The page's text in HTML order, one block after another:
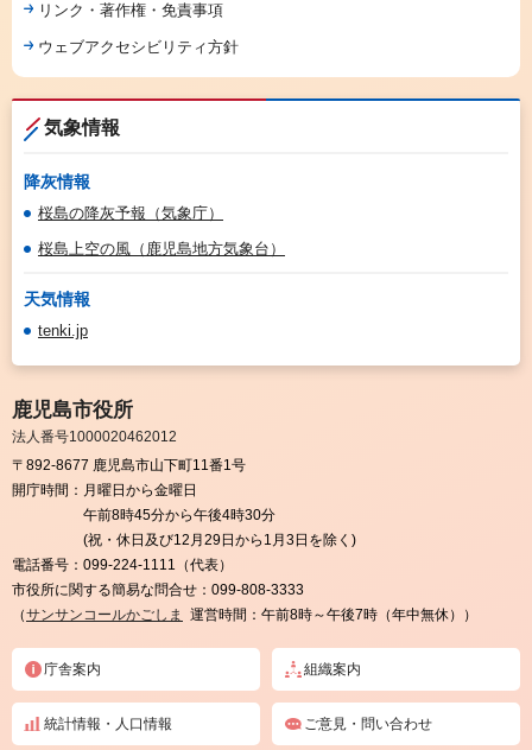
リンク・著作権・免責事項
ウェブアクセシビリティ方針
気象情報
降灰情報
桜島の降灰予報（気象庁）
桜島上空の風（鹿児島地方気象台）
天気情報
tenki.jp
鹿児島市役所
法人番号1000020462012
〒892-8677 鹿児島市山下町11番1号
開庁時間： 月曜日から金曜日
午前8時45分から午後4時30分
(祝・休日及び12月29日から1月3日を除く)
電話番号： 099-224-1111（代表）
市役所に関する簡易な問合せ： 099-808-3333
（サンサンコールかごしま 運営時間：午前8時～午後7時（年中無休））
庁舎案内 組織案内
統計情報・人口情報 ご意見・問い合わせ